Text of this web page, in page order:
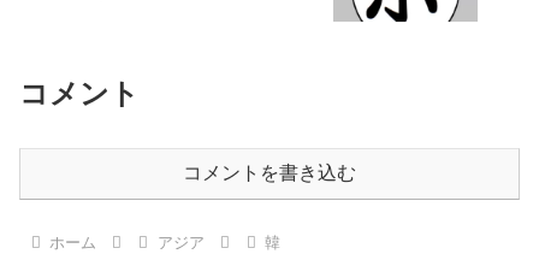
コメント
コメントを書き込む
ホーム アジア 韓